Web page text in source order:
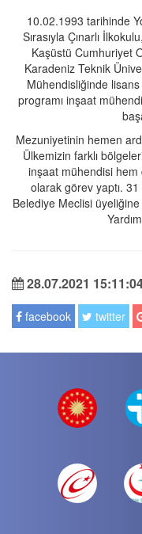
10.02.1993 tarihinde
Sırasıyla Çınarlı
Kaşüstü Cumhuriyet
Karadeniz Teknik
Mühendisliğinde
programı inşaat
Mezuniyetinin hemen
Ülkemizin farklı
inşaat mühendisi
olarak görev yaptı.
Belediye Meclisi
28.07.2021
facebook twitter